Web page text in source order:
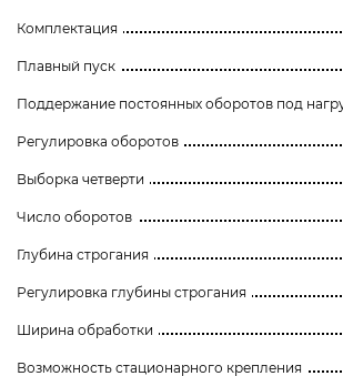
Комплектация
Плавный пуск
Поддержание постоянных оборотов под
Регулировка оборотов
Выборка четверти
Число оборотов
Глубина строгания
Регулировка глубины строгания
Ширина обработки
Возможность стационарного крепления